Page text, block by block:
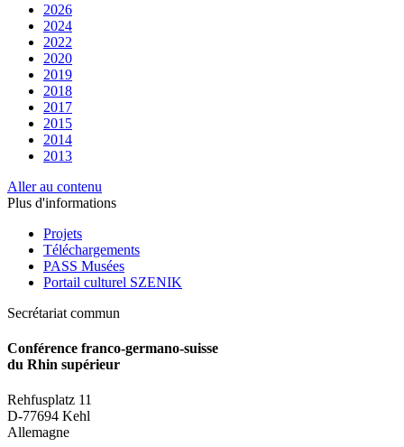
2026
2024
2022
2020
2019
2018
2017
2015
2014
2013
Aller au contenu
Plus d'informations
Projets
Téléchargements
PASS Musées
Portail culturel SZENIK
Secrétariat commun
Conférence franco-germano-suisse
du Rhin supérieur
Rehfusplatz 11
D-77694 Kehl
Allemagne